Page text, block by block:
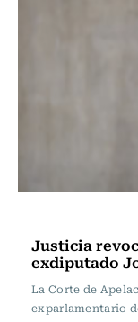
Justicia
exdiputado
La Corte de
exparlamentario